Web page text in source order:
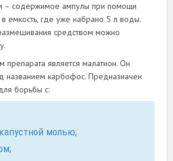
– содержимое ампулы при помощи
емкость, где уже набрано 5 л воды.
средством можно
является малатион. Он
названием карбофос. Предназначен
борьбы с:
молью;